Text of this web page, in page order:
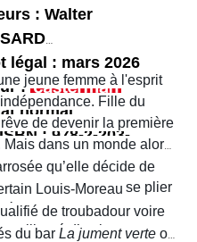
: Walter
légal : mars 2026
:
normal
: 978-2-203-
jeune femme à l'esprit
Fille du
de devenir la première
dans un monde alors
à une institution
Refusant de se plier
elle ne cesse de
sa liberté d’action en
qu’elle décide de
Louis-Moreau
de troubadour voire
du bar La jument verte où